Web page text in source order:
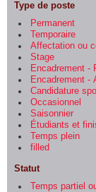
Type de poste
Permanent
Temporaire
Affectation ou
Stage
Encadrement -
Encadrement -
Candidature
Occasionnel
Saisonnier
Étudiants et
Temps plein
filled
Statut
Temps partiel